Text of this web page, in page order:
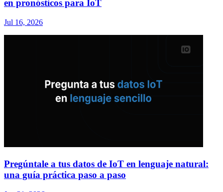
en pronósticos para IoT
Jul 16, 2026
Pregúntale a tus datos de IoT en lenguaje natural:
una guía práctica paso a paso